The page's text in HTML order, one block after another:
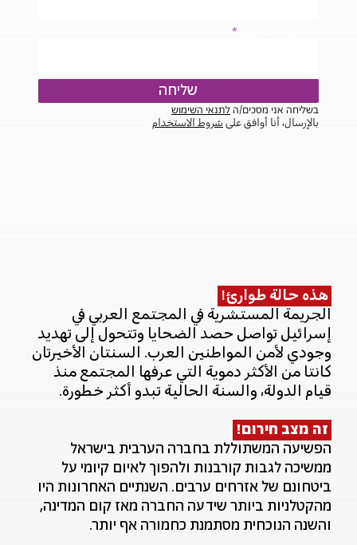
שליחה
בשליחה אני מסכים/הלתנאי השימוש
بالإرسال، أنا أوافق علىشروط الاستخدام
هذه حالة طوارئ!
الجريمة المستشرية في المجتمع العربي في
إسرائيل تواصل حصد الضحايا وتتحول إلى تهديد
وجودي لأمن المواطنين العرب. السنتان الأخيرتان
كانتا من الأكثر دموية التي عرفها المجتمع منذ
قيام الدولة، والسنة الحالية تبدو أكثر خطورة.
זה מצב חירום!
הפשיעה המשתוללת בחברה הערבית בישראל
ממשיכה לגבות קורבנות ולהפוך לאיום קיומי על
ביטחונם של אזרחים ערבים. השנתיים האחרונות היו
מהקטלניות ביותר שידעה החברה מאז קום המדינה,
והשנה הנוכחית מסתמנת כחמורה אף יותר.